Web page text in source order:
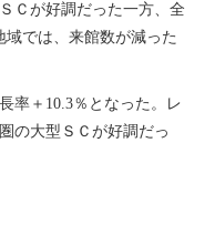
Ｃが好調だった一方、全
域では、来館数が減った
率＋10.3％となった。レ
の大型ＳＣが好調だっ